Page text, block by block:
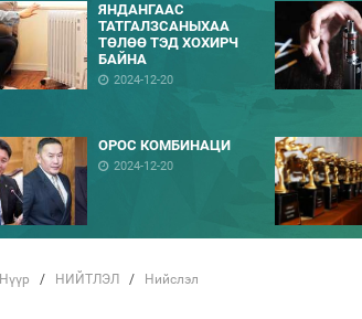
ЯНДАНГААС
ТАТГАЛЗСАНЫХАА
ТӨЛӨӨ ТЭД ХОХИРЧ
БАЙНА
2024-12-20
ОРОС КОМБИНАЦИ
2024-12-20
Нүүр / НИЙТЛЭЛ / Нийслэл